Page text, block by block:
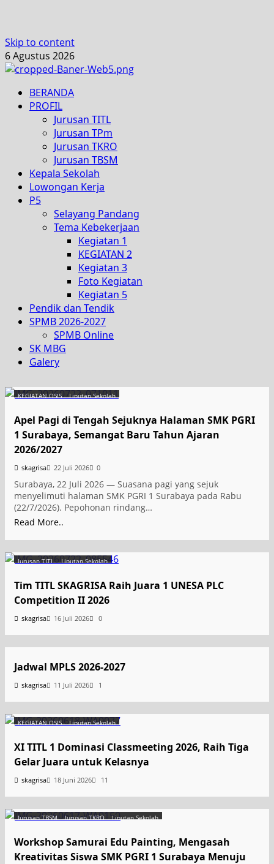
Skip to content
6 Agustus 2026
BERANDA
PROFIL
Jurusan TITL
Jurusan TPm
Jurusan TKRO
Jurusan TBSM
Kepala Sekolah
Lowongan Kerja
P5
Selayang Pandang
Tema Kebekerjaan
Kegiatan 1
KEGIATAN 2
Kegiatan 3
Foto Kegiatan
Kegiatan 5
Pendik dan Tendik
SPMB 2026-2027
SPMB Online
SK MBG
Galery
KEGIATAN OSIS Liputan Sekolah
Apel Pagi di Tengah Sejuknya Halaman SMK PGRI
1 Surabaya, Semangat Baru Tahun Ajaran
2026/2027
skagrisa 22 Juli 2026 0
Surabaya, 22 Juli 2026 — Suasana pagi yang sejuk
menyelimuti halaman SMK PGRI 1 Surabaya pada Rabu
(22/7/2026). Pepohonan rindang…
Read More..
Jurusan TITL Liputan Sekolah
Tim TITL SKAGRISA Raih Juara 1 UNESA PLC
Competition II 2026
skagrisa 16 Juli 2026 0
Jadwal MPLS 2026-2027
skagrisa 11 Juli 2026 1
KEGIATAN OSIS Liputan Sekolah
XI TITL 1 Dominasi Classmeeting 2026, Raih Tiga
Gelar Juara untuk Kelasnya
skagrisa 18 Juni 2026 11
Jurusan TBSM Jurusan TKRO Liputan Sekolah
Workshop Samurai Edu Painting, Mengasah
Kreativitas Siswa SMK PGRI 1 Surabaya Menuju